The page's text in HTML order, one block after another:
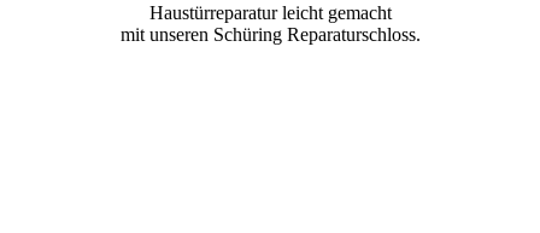
Haustürreparatur leicht gemacht
mit unseren Schüring Reparaturschloss.